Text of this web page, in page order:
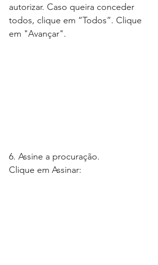
autorizar. Caso queira conceder
todos, clique em “Todos”. Clique
em "Avançar".
6. Assine a procuração.
Clique em Assinar: